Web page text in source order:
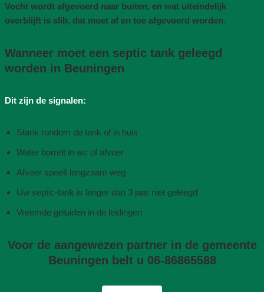
Vocht wordt afgevoerd naar buiten, en wat uiteindelijk
overblijft is slib, dat moet af en toe afgevoerd worden.
Wanneer moet een septic tank geleegd
worden in Beuningen
Dit zijn de signalen:
Stank rondom de tank of in huis
Water borrelt in wc of afvoer
Afvoer spoelt langzaam weg
Uw septic-tank is langer dan 3 jaar niet geleegd
Vreemde geluiden in de leidingen
Voor de aangewezen partner in de gemeente
Beuningen belt u 06-86865588